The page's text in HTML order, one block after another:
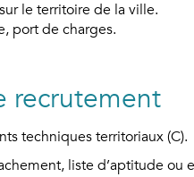
le territoire de la ville.
port de charges.
recrutement
techniques territoriaux (C).
liste d’aptitude ou